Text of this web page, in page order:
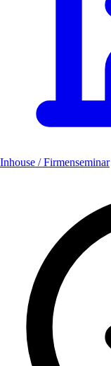
Inhouse / Firmenseminar